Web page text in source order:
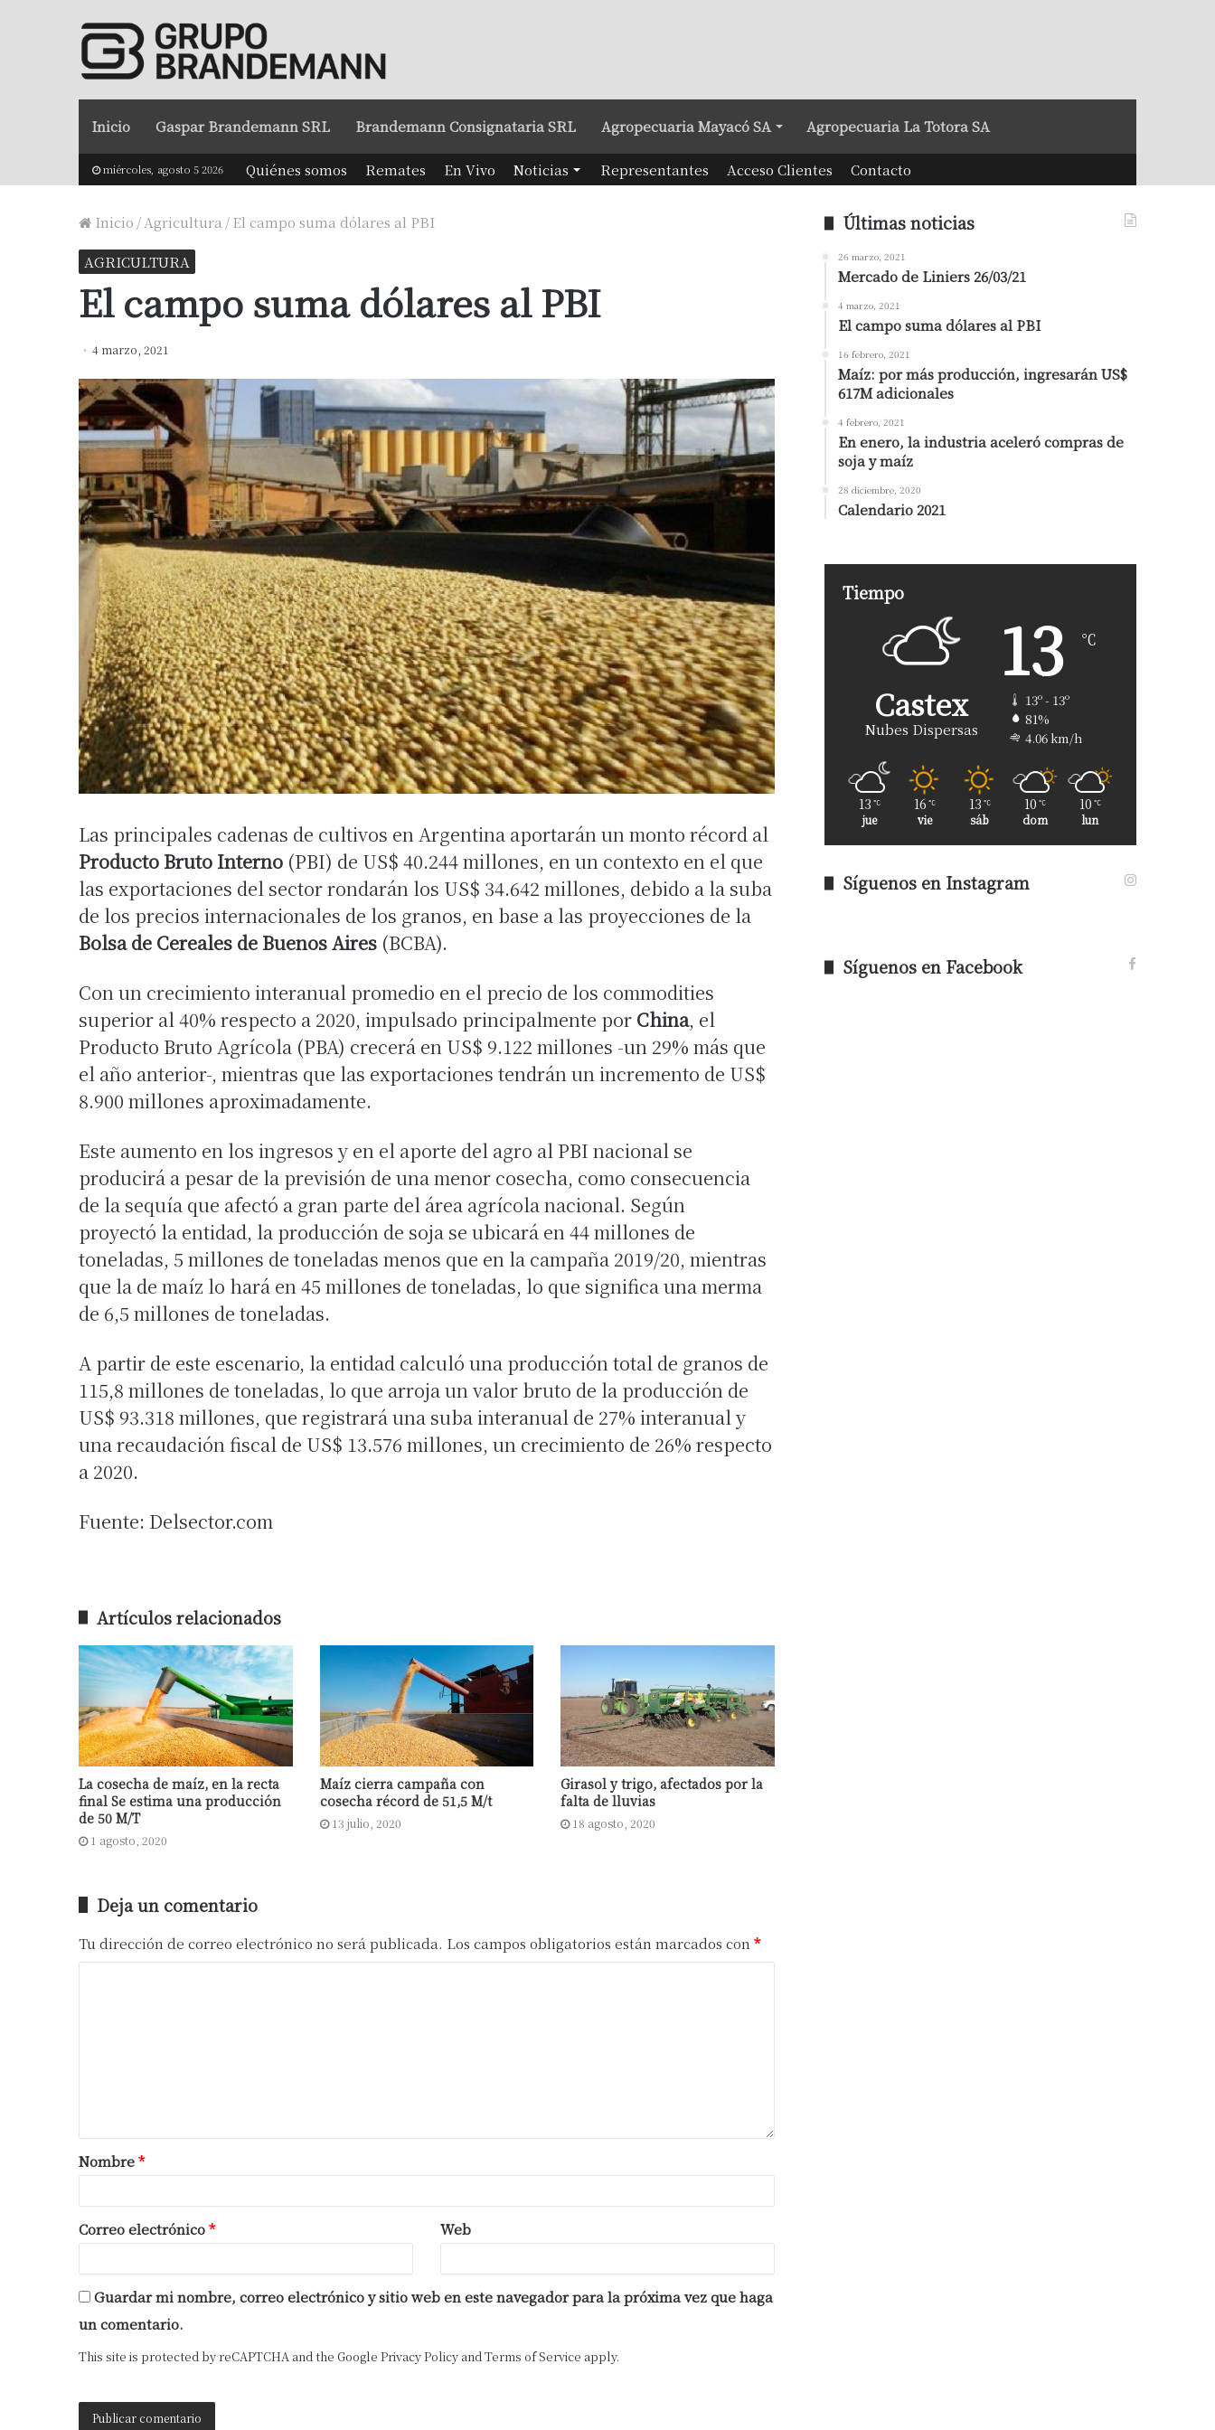
Inicio Gaspar Brandemann SRL Brandemann Consignataria SRL Agropecuaria Mayacó SA Agropecuaria La Totora SA
miércoles, agosto 5 2026 Quiénes somos Remates En Vivo Noticias Representantes Acceso Clientes Contacto
Inicio /Agricultura /El campo suma dólares al PBI
AGRICULTURA
El campo suma dólares al PBI
4 marzo, 2021
Las principales cadenas de cultivos en Argentina aportarán un monto récord al
Producto Bruto Interno (PBI) de US$ 40.244 millones, en un contexto en el que
las exportaciones del sector rondarán los US$ 34.642 millones, debido a la suba
de los precios internacionales de los granos, en base a las proyecciones de la
Bolsa de Cereales de Buenos Aires (BCBA).
Con un crecimiento interanual promedio en el precio de los commodities
superior al 40% respecto a 2020, impulsado principalmente por China, el
Producto Bruto Agrícola (PBA) crecerá en US$ 9.122 millones -un 29% más que
el año anterior-, mientras que las exportaciones tendrán un incremento de US$
8.900 millones aproximadamente.
Este aumento en los ingresos y en el aporte del agro al PBI nacional se
producirá a pesar de la previsión de una menor cosecha, como consecuencia
de la sequía que afectó a gran parte del área agrícola nacional. Según
proyectó la entidad, la producción de soja se ubicará en 44 millones de
toneladas, 5 millones de toneladas menos que en la campaña 2019/20, mientras
que la de maíz lo hará en 45 millones de toneladas, lo que significa una merma
de 6,5 millones de toneladas.
A partir de este escenario, la entidad calculó una producción total de granos de
115,8 millones de toneladas, lo que arroja un valor bruto de la producción de
US$ 93.318 millones, que registrará una suba interanual de 27% interanual y
una recaudación fiscal de US$ 13.576 millones, un crecimiento de 26% respecto
a 2020.
Fuente: Delsector.com
Artículos relacionados
La cosecha de maíz, en la recta
final Se estima una producción
de 50 M/T
1 agosto, 2020
Maíz cierra campaña con
cosecha récord de 51,5 M/t
13 julio, 2020
Girasol y trigo, afectados por la
falta de lluvias
18 agosto, 2020
Deja un comentario
Tu dirección de correo electrónico no será publicada. Los campos obligatorios están marcados con *
Nombre*
Correo electrónico* Web
Guardar mi nombre, correo electrónico y sitio web en este navegador para la próxima vez que haga
un comentario.
This site is protected by reCAPTCHA and the Google Privacy Policy and Terms of Service apply.
Últimas noticias
26 marzo, 2021
Mercado de Liniers 26/03/21
4 marzo, 2021
El campo suma dólares al PBI
16 febrero, 2021
Maíz: por más producción, ingresarán US$
617M adicionales
4 febrero, 2021
En enero, la industria aceleró compras de
soja y maíz
28 diciembre, 2020
Calendario 2021
Tiempo
Castex
Nubes Dispersas
13 ℃
13º - 13º
81%
4.06 km/h
13 ℃
jue
16 ℃
vie
13 ℃
sáb
10 ℃
dom
10 ℃
lun
Síguenos en Instagram
Síguenos en Facebook